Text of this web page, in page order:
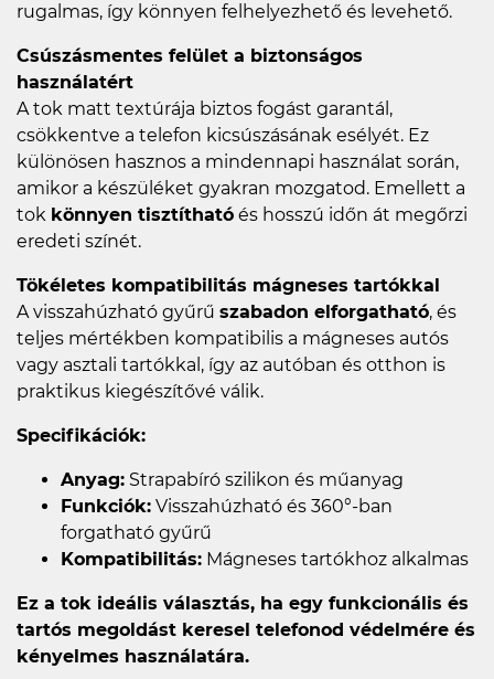
rugalmas, így könnyen felhelyezhető és levehető.
Csúszásmentes felület a biztonságos
használatért
A tok matt textúrája biztos fogást garantál,
csökkentve a telefon kicsúszásának esélyét. Ez
különösen hasznos a mindennapi használat során,
amikor a készüléket gyakran mozgatod. Emellett a
tok könnyen tisztítható és hosszú időn át megőrzi
eredeti színét.
Tökéletes kompatibilitás mágneses tartókkal
A visszahúzható gyűrű szabadon elforgatható, és
teljes mértékben kompatibilis a mágneses autós
vagy asztali tartókkal, így az autóban és otthon is
praktikus kiegészítővé válik.
Specifikációk:
Anyag: Strapabíró szilikon és műanyag
Funkciók: Visszahúzható és 360°-ban
forgatható gyűrű
Kompatibilitás: Mágneses tartókhoz alkalmas
Ez a tok ideális választás, ha egy funkcionális és
tartós megoldást keresel telefonod védelmére és
kényelmes használatára.